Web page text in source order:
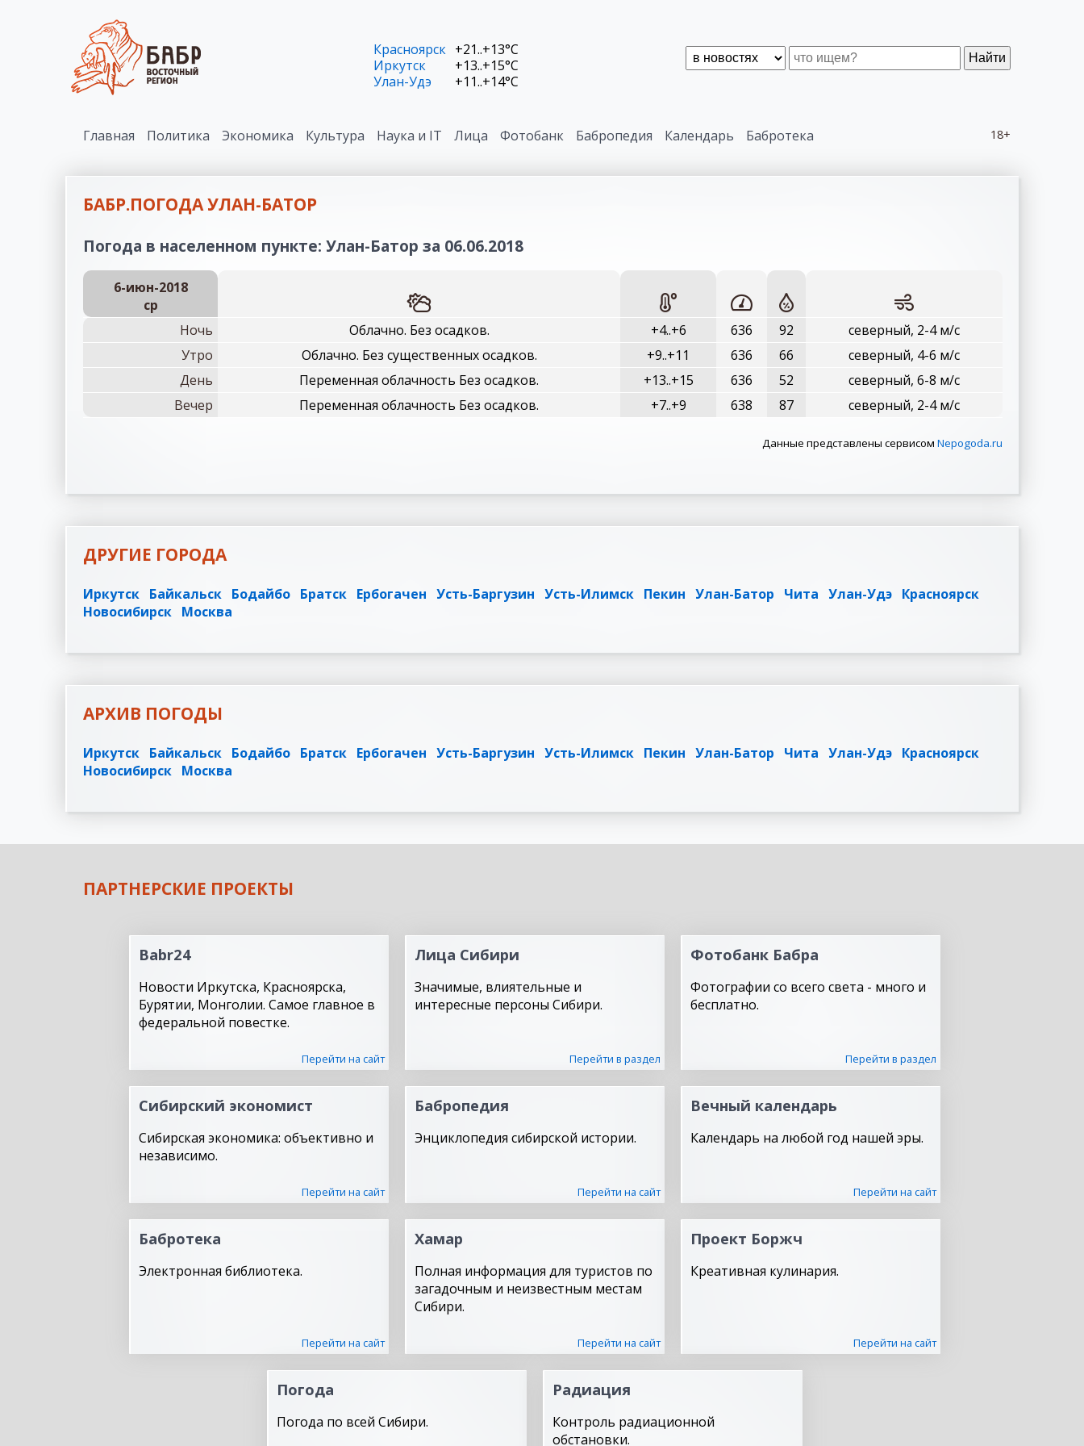
Найти
Красноярск +21..+13°C
Иркутск
+13..+15°C
Улан-Удэ
+11..+14°C
18+
Главная Политика Экономика Культура Наука и IT Лица Фотобанк Бабропедия Календарь Бабротека
БАБР.ПОГОДА УЛАН-БАТОР
Погода в населенном пункте: Улан-Батор за 06.06.2018
6-июн-2018
ср
Ночь
Облачно. Без осадков. +4..+6 636 92
северный, 2-4 м/с
Утро
Облачно. Без существенных осадков. +9..+11 636 66
северный, 4-6 м/с
День
Переменная облачность Без осадков. +13..+15 636 52
северный, 6-8 м/с
Вечер
Переменная облачность Без осадков. +7..+9 638 87 северный, 2-4 м/с
Данные представлены сервисом Nepogoda.ru
ДРУГИЕ ГОРОДА
Иркутск Байкальск Бодайбо Братск Ербогачен Усть-Баргузин Усть-Илимск Пекин Улан-Батор Чита Улан-Удэ Красноярск
Новосибирск Москва
АРХИВ ПОГОДЫ
Иркутск Байкальск Бодайбо Братск Ербогачен Усть-Баргузин Усть-Илимск Пекин Улан-Батор Чита Улан-Удэ Красноярск
Новосибирск Москва
ПАРТНЕРСКИЕ ПРОЕКТЫ
Babr24
Новости Иркутска, Красноярска,
Бурятии, Монголии. Самое главное в
федеральной повестке.
Перейти на сайт
Лица Сибири
Значимые, влиятельные и
интересные персоны Сибири.
Перейти в раздел
Фотобанк Бабра
Фотографии со всего света - много и
бесплатно.
Перейти в раздел
Сибирский экономист
Сибирская экономика: объективно и
независимо.
Перейти на сайт
Бабропедия
Энциклопедия сибирской истории.
Перейти на сайт
Вечный календарь
Календарь на любой год нашей эры.
Перейти на сайт
Бабротека
Электронная библиотека.
Перейти на сайт
Хамар
Полная информация для туристов по
загадочным и неизвестным местам
Сибири.
Перейти на сайт
Проект Боржч
Креативная кулинария.
Перейти на сайт
Погода
Погода по всей Сибири.
Радиация
Контроль радиационной
обстановки.